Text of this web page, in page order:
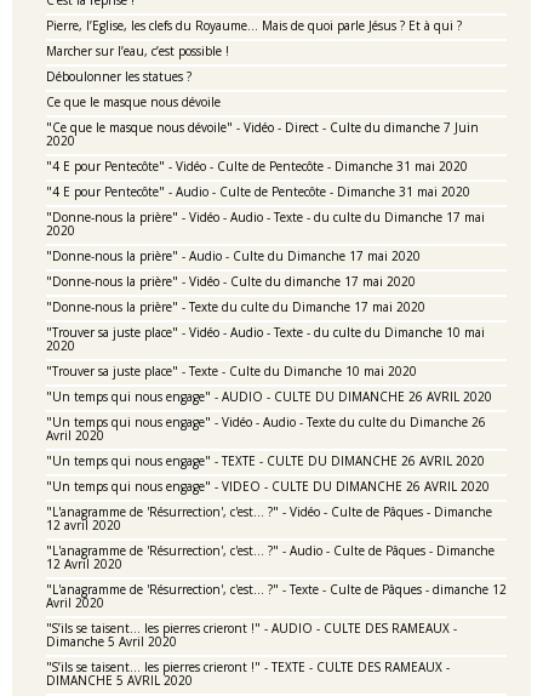
Pierre, l’Eglise, les clefs du Royaume… Mais de quoi parle Jésus ? Et à qui ?
Marcher sur l’eau, c’est possible !
Déboulonner les statues ?
Ce que le masque nous dévoile
"Ce que le masque nous dévoile" - Vidéo - Direct - Culte du dimanche 7 Juin
2020
"4 E pour Pentecôte" - Vidéo - Culte de Pentecôte - Dimanche 31 mai 2020
"4 E pour Pentecôte" - Audio - Culte de Pentecôte - Dimanche 31 mai 2020
"Donne-nous la prière" - Vidéo - Audio - Texte - du culte du Dimanche 17 mai
2020
"Donne-nous la prière" - Audio - Culte du Dimanche 17 mai 2020
"Donne-nous la prière" - Vidéo - Culte du dimanche 17 mai 2020
"Donne-nous la prière" - Texte du culte du Dimanche 17 mai 2020
"Trouver sa juste place" - Vidéo - Audio - Texte - du culte du Dimanche 10 mai
2020
"Trouver sa juste place" - Texte - Culte du Dimanche 10 mai 2020
"Un temps qui nous engage" - AUDIO - CULTE DU DIMANCHE 26 AVRIL 2020
"Un temps qui nous engage" - Vidéo - Audio - Texte du culte du Dimanche 26
Avril 2020
"Un temps qui nous engage" - TEXTE - CULTE DU DIMANCHE 26 AVRIL 2020
"Un temps qui nous engage" - VIDEO - CULTE DU DIMANCHE 26 AVRIL 2020
"L'anagramme de 'Résurrection', c'est... ?" - Vidéo - Culte de Pâques - Dimanche
12 avril 2020
"L'anagramme de 'Résurrection', c'est... ?" - Audio - Culte de Pâques - Dimanche
12 Avril 2020
"L'anagramme de 'Résurrection', c'est... ?" - Texte - Culte de Pâques - dimanche 12
Avril 2020
"S’ils se taisent… les pierres crieront !" - AUDIO - CULTE DES RAMEAUX -
Dimanche 5 Avril 2020
"S’ils se taisent… les pierres crieront !" - TEXTE - CULTE DES RAMEAUX -
DIMANCHE 5 AVRIL 2020